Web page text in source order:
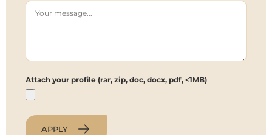
Attach your profile (rar, zip, doc, docx, pdf, <1MB)
APPLY